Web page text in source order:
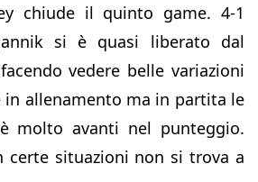
chiude il quinto game. 4-1
si è quasi liberato dal
vedere belle variazioni
in allenamento ma in partita le
molto avanti nel punteggio.
certe situazioni non si trova a